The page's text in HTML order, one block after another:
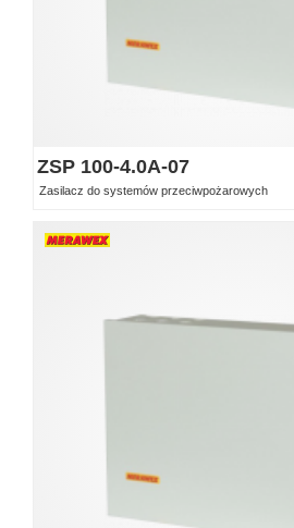
ZSP 100-4.0A-07
Zasilacz do systemów przeciwpożarowych